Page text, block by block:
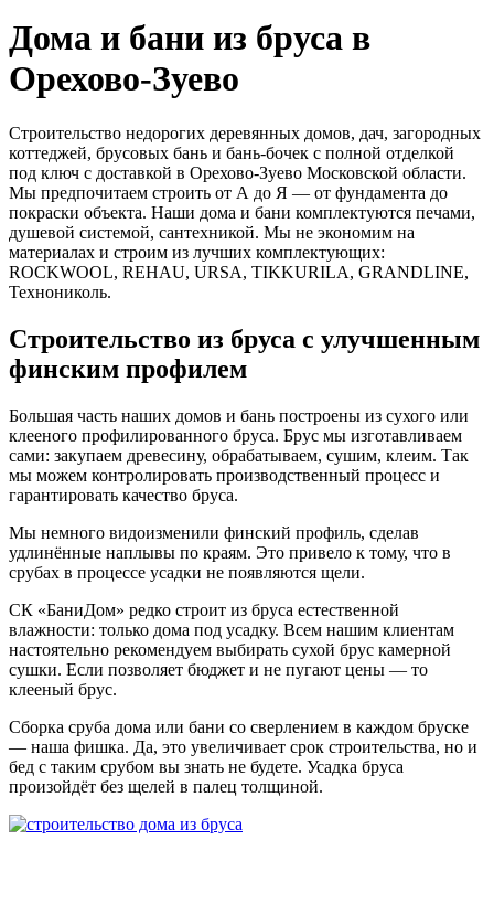
Дома и бани из бруса в
Орехово-Зуево
Строительство недорогих деревянных домов, дач, загородных
коттеджей, брусовых бань и бань-бочек с полной отделкой
под ключ с доставкой в Орехово-Зуево Московской области.
Мы предпочитаем строить от А до Я — от фундамента до
покраски объекта. Наши дома и бани комплектуются печами,
душевой системой, сантехникой. Мы не экономим на
материалах и строим из лучших комплектующих:
ROCKWOOL, REHAU, URSA, TIKKURILA, GRANDLINE,
Технониколь.
Строительство из бруса с улучшенным
финским профилем
Большая часть наших домов и бань построены из сухого или
клееного профилированного бруса. Брус мы изготавливаем
сами: закупаем древесину, обрабатываем, сушим, клеим. Так
мы можем контролировать производственный процесс и
гарантировать качество бруса.
Мы немного видоизменили финский профиль, сделав
удлинённые наплывы по краям. Это привело к тому, что в
срубах в процессе усадки не появляются щели.
СК «БаниДом» редко строит из бруса естественной
влажности: только дома под усадку. Всем нашим клиентам
настоятельно рекомендуем выбирать сухой брус камерной
сушки. Если позволяет бюджет и не пугают цены — то
клееный брус.
Сборка сруба дома или бани со сверлением в каждом бруске
— наша фишка. Да, это увеличивает срок строительства, но и
бед с таким срубом вы знать не будете. Усадка бруса
произойдёт без щелей в палец толщиной.